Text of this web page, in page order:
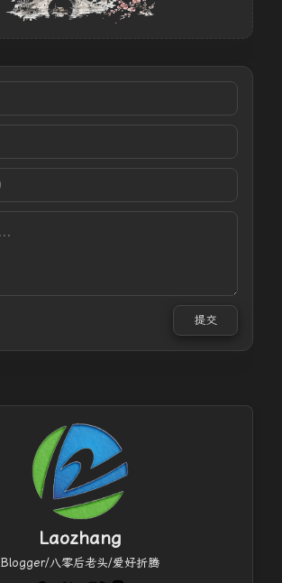
提交
Laozhang
Blogger/八零后老头/爱好折腾